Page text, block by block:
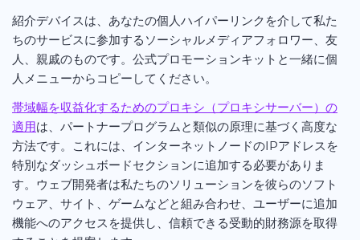
紹介デバイスは、あなたの個人ハイパーリンクを介して私た
ちのサービスに参加するソーシャルメディアフォロワー、友
人、親戚のものです。公式プロモーションキットと一緒に個
人メニューからコピーしてください。
帯域幅を収益化するためのプロキシ（プロキシサーバー）の
適用は、パートナープログラムと類似の原理に基づく高度な
方法です。これには、インターネットノードのIPアドレスを
特別なダッシュボードセクションに追加する必要がありま
す。ウェブ開発者は私たちのソリューションを彼らのソフト
ウェア、サイト、ゲームなどと組み合わせ、ユーザーに追加
機能へのアクセスを提供し、信頼できる受動的財務源を取得